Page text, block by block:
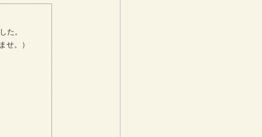
た。
せ。）